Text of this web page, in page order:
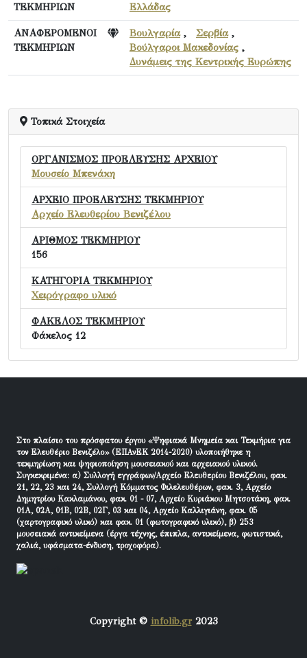
ΤΕΚΜΗΡΙΩΝ
Ελλάδας
ΑΝΑΦΕΡΟΜΕΝΟΙ
ΤΕΚΜΗΡΙΩΝ
Βουλγαρία, Σερβία,
Βούλγαροι Μακεδονίας ,
Δυνάμεις της Κεντρικής Ευρώπης
Τοπικά Στοιχεία
ΟΡΓΑΝΙΣΜΟΣ ΠΡΟΕΛΕΥΣΗΣ ΑΡΧΕΙΟΥ
Μουσείο Μπενάκη
ΑΡΧΕΙΟ ΠΡΟΕΛΕΥΣΗΣ ΤΕΚΜΗΡΙΟΥ
Αρχείο Ελευθερίου Βενιζέλου
ΑΡΙΘΜΟΣ ΤΕΚΜΗΡΙΟΥ
156
ΚΑΤΗΓΟΡΙΑ ΤΕΚΜΗΡΙΟΥ
Χειρόγραφο υλικό
ΦΑΚΕΛΟΣ ΤΕΚΜΗΡΙΟΥ
Φάκελος 12
Στο πλαίσιο του πρόσφατου έργου «Ψηφιακά Μνημεία και Τεκμήρια για
τον Ελευθέριο Βενιζέλο» (ΕΠΑνΕΚ 2014-2020) υλοποιήθηκε η
τεκμηρίωση και ψηφιοποίηση μουσειακού και αρχειακού υλικού.
Συγκεκριμένα: α) Συλλογή εγγράφων/Αρχείο Ελευθερίου Βενιζέλου, φακ.
21, 22, 23 και 24, Συλλογή Κόμματος Φιλελευθέρων, φακ. 3, Αρχείο
Δημητρίου Κακλαμάνου, φακ. 01 - 07, Αρχείο Κυριάκου Μητσοτάκη, φακ.
01Α, 02Α, 01Β, 02Β, 02Γ, 03 και 04, Αρχείο Καλλιγιάνη, φακ. 05
(χαρτογραφικό υλικό) και φακ. 01 (φωτογραφικό υλικό), β) 253
μουσειακά αντικείμενα (έργα τέχνης, έπιπλα, αντικείμενα, φωτιστικά,
χαλιά, υφάσματα-ένδυση, τροχοφόρα).
Copyright © infolib.gr2023